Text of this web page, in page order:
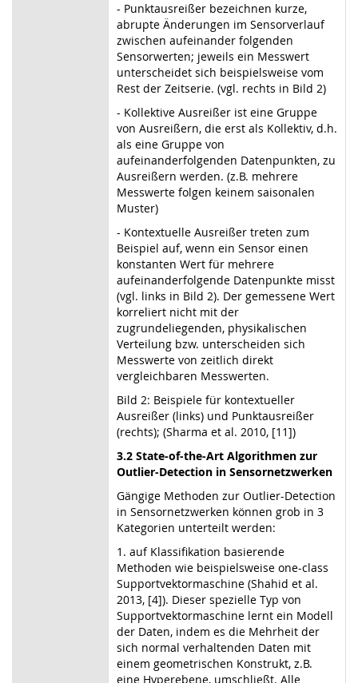
- Punktausreißer bezeichnen kurze,
abrupte Änderungen im Sensorverlauf
zwischen aufeinander folgenden
Sensorwerten; jeweils ein Messwert
unterscheidet sich beispielsweise vom
Rest der Zeitserie. (vgl. rechts in Bild 2)
- Kollektive Ausreißer ist eine Gruppe
von Ausreißern, die erst als Kollektiv, d.h.
als eine Gruppe von
aufeinanderfolgenden Datenpunkten, zu
Ausreißern werden. (z.B. mehrere
Messwerte folgen keinem saisonalen
Muster)
- Kontextuelle Ausreißer treten zum
Beispiel auf, wenn ein Sensor einen
konstanten Wert für mehrere
aufeinanderfolgende Datenpunkte misst
(vgl. links in Bild 2). Der gemessene Wert
korreliert nicht mit der
zugrundeliegenden, physikalischen
Verteilung bzw. unterscheiden sich
Messwerte von zeitlich direkt
vergleichbaren Messwerten.
Bild 2: Beispiele für kontextueller
Ausreißer (links) und Punktausreißer
(rechts); (Sharma et al. 2010, [11])
3.2 State-of-the-Art Algorithmen zur
Outlier-Detection in Sensornetzwerken
Gängige Methoden zur Outlier-Detection
in Sensornetzwerken können grob in 3
Kategorien unterteilt werden:
1. auf Klassifikation basierende
Methoden wie beispielsweise one-class
Supportvektormaschine (Shahid et al.
2013, [4]). Dieser spezielle Typ von
Supportvektormaschine lernt ein Modell
der Daten, indem es die Mehrheit der
sich normal verhaltenden Daten mit
einem geometrischen Konstrukt, z.B.
eine Hyperebene, umschließt. Alle